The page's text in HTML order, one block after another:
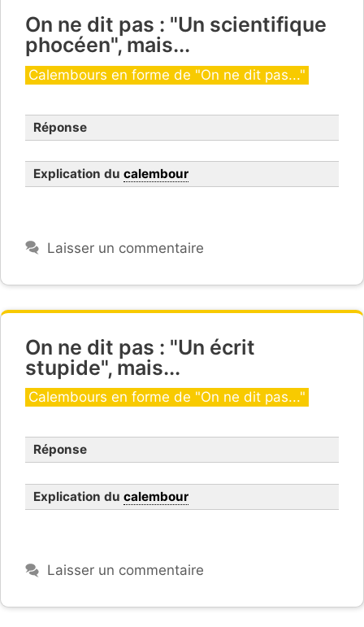
On ne dit pas : "Un scientifique
phocéen", mais...
Catégories
Calembours en forme de "On ne dit pas..."
Réponse
Explication du calembour
Laisser un commentaire
On ne dit pas : "Un écrit
stupide", mais...
Catégories
Calembours en forme de "On ne dit pas..."
Réponse
Explication du calembour
Laisser un commentaire